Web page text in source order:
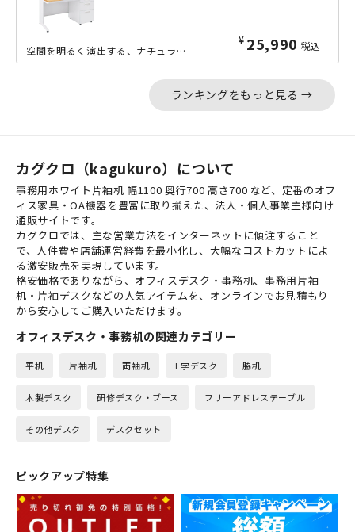
¥ 25,990 税込
空間を明るく演出する、ナチュラルタイプの幅1200mmの片袖机です。現代のオフィ...
ランキングをもっと見る →
カグクロ（kagukuro）について
事務用ホワイト片袖机 幅1100 奥行700 高さ700 など、定番のオフ
ィス家具・OA機器を豊富に取り揃えた、法人・個人事業主様向け
通販サイトです。
カグクロでは、主な営業方法をインターネットに傾注すること
で、人件費や店舗運営経費を最小化し、大幅なコストカットによ
る激安販売を実現しています。
格安価格でありながら、オフィスデスク・事務机、事務用片袖
机・片袖デスクなどの人気アイテムを、オンラインでお見積もり
から安心してご購入いただけます。
オフィスデスク・事務机の関連カテゴリー
平机 片袖机 両袖机 L字デスク 脇机
木製デスク 研修デスク・ブース フリーアドレステーブル
その他デスク デスクセット
ピックアップ特集